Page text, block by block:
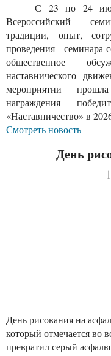
С 23 по 24
Всероссийский
традиции, опыт,
проведения
общественное
наставнического
мероприятии
награждения
«Наставничество» в
Смотреть новость
День
День рисования на
который отмечается во
превратил серый